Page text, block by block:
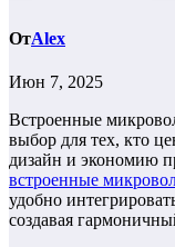
ОтAlex
Июн 7, 2025
Встроенные
выбор для тех, кто
дизайн и экономию
встроенные
удобно
создавая